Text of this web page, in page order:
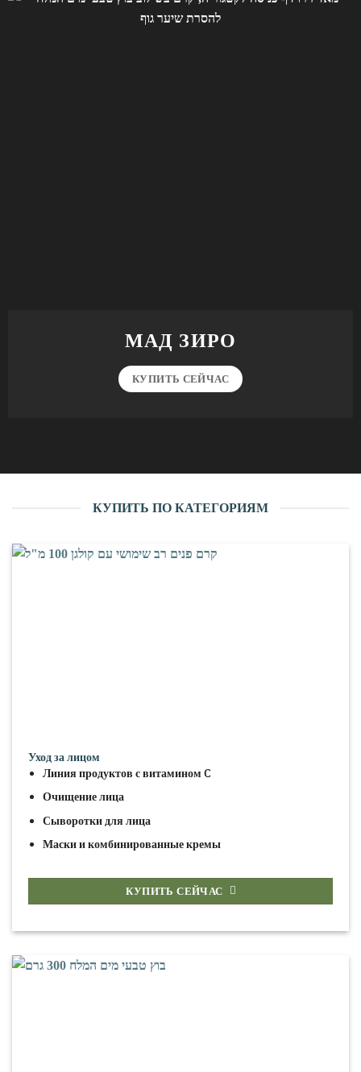
МАД ЗИРО
КУПИТЬ СЕЙЧАС
КУПИТЬ ПО КАТЕГОРИЯМ
Уход за лицом
Линия продуктов с витамином C
Очищение лица
Сыворотки для лица
Маски и комбинированные кремы
КУПИТЬ СЕЙЧАС